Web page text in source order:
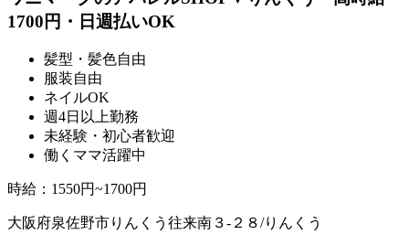
1700円・日週払いOK
髪型・髪色自由
服装自由
ネイルOK
週4日以上勤務
未経験・初心者歓迎
働くママ活躍中
時給 ： 1550円~1700円
大阪府泉佐野市りんくう往来南３‐２８/りんくう